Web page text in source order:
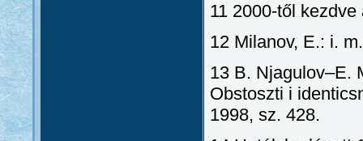
11 2000-től
12 Milanov, E.: i.
13 B. Njagulov–E.
Obstoszti i
1998, sz. 428.